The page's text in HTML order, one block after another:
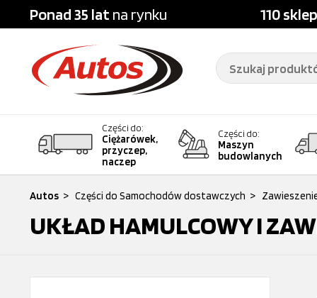
Ponad 35 lat na rynku 110
Części do:
Ciężarówek,
przyczep,
naczep
Części do:
Maszyn
budowlanych
Autos > Części do Samochodów dostawczych >
UKŁAD HAMULCOWY I